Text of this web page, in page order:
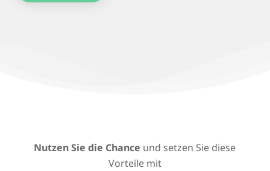
Nutzen Sie die Chance und setzen Sie diese
Vorteile mit